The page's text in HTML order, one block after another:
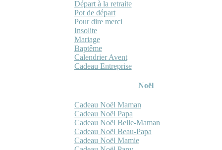
Départ à la retraite
Pot de départ
Pour dire merci
Insolite
Mariage
Baptême
Calendrier Avent
Cadeau Entreprise
Noël
Cadeau Noël Maman
Cadeau Noël Papa
Cadeau Noël Belle-Maman
Cadeau Noël Beau-Papa
Cadeau Noël Mamie